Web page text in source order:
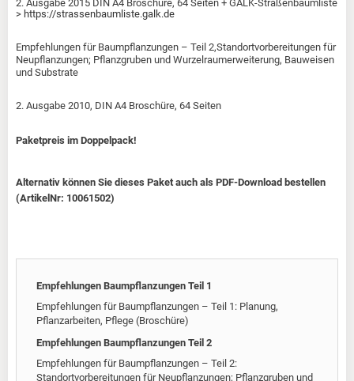
2. Ausgabe 2015 DIN A4 Broschüre, 64 Seiten + GALK-Straßenbaumliste
>https://strassenbaumliste.galk.de
Empfehlungen für Baumpflanzungen – Teil 2,Standortvorbereitungen für
Neupflanzungen; Pflanzgruben und Wurzelraumerweiterung, Bauweisen
und Substrate
2. Ausgabe 2010, DIN A4 Broschüre, 64 Seiten
Paketpreis im Doppelpack!
Alternativ können Sie dieses Paket auch als PDF-Download bestellen
(ArtikelNr: 10061502)
Empfehlungen Baumpflanzungen Teil 1
Empfehlungen für Baumpflanzungen – Teil 1: Planung,
Pflanzarbeiten, Pflege (Broschüre)
Empfehlungen Baumpflanzungen Teil 2
Empfehlungen für Baumpflanzungen – Teil 2:
Standortvorbereitungen für Neupflanzungen; Pflanzgruben und